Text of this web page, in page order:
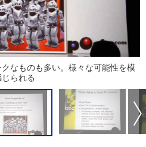
なものも多い。様々な可能性を模
られる